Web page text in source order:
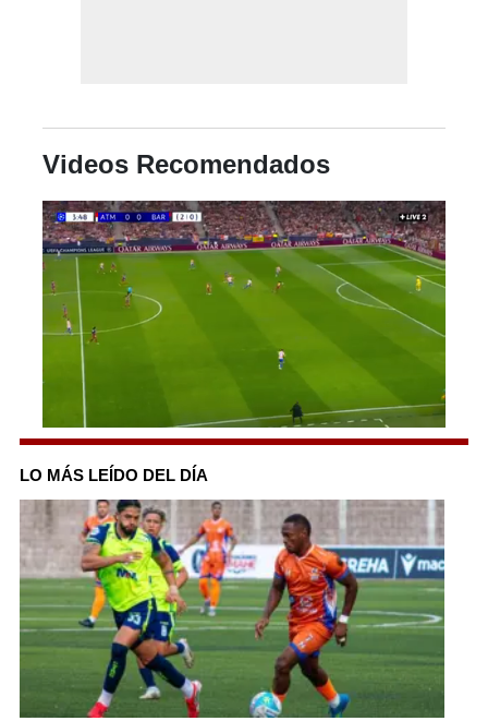
Videos Recomendados
0
32
seconds
LO MÁS LEÍDO DEL DÍA